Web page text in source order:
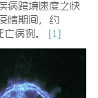
病跨境速度之快
情期间，约
病例。
[1]